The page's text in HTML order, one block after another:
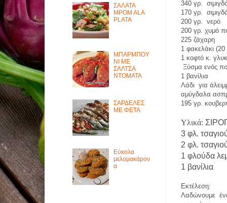
340 γρ.
170 γρ.
200 γρ.
νερό
200 γρ. χυμό
225 ζάχαρη
1 φακελάκι
1 κοφτό κ.
Ξύσμα ενός
1 βανίλια
Λάδι για
αμύγδαλα
195 γρ.
Υλικά:
3 φλ.
2 φλ.
1 φλούδα
1 βανίλια
Εκτέλεση:
Λαδώνουμε
ΣΑΛΑΤΑ
MPOM ALA
PLATA
ΜΠΑΡΜΠΟΥ
ΝΙ ΜΕ
ΣΑΛΤΣΑ
ΝΤΟΜΑΤΑ
ΣΑΡΔΕΛΕΣ
ΜΕ ΦΕΤΑ
Εύκολα
μελομακάρον
α